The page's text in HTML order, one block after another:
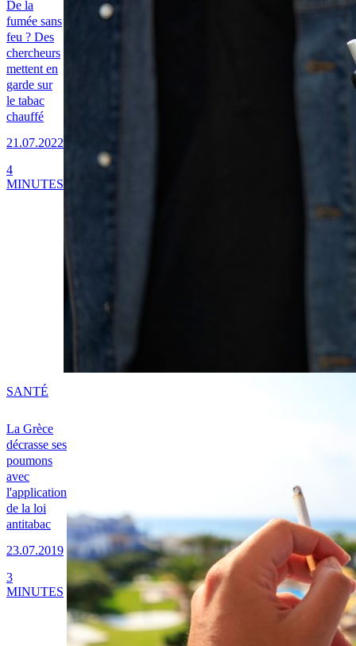
De la
fumée sans
feu ? Des
chercheurs
mettent en
garde sur
le tabac
chauffé
21.07.2022
4
MINUTES
La Grèce
décrasse ses
poumons
avec
l'application
de la loi
antitabac
23.07.2019
SANTÉ
3
MINUTES